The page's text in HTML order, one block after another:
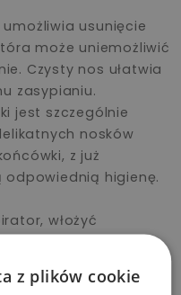
usunięcie
może uniemożliwić
Czysty nos ułatwia
zasypianiu.
jest szczególnie
nosków
z już
odpowiednią higienę.
włożyć
trzymając drugie
delikatnie zwolnić
z plików cookie